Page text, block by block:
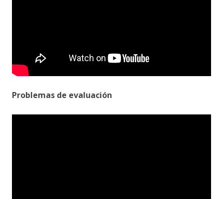
Problemas de evaluación